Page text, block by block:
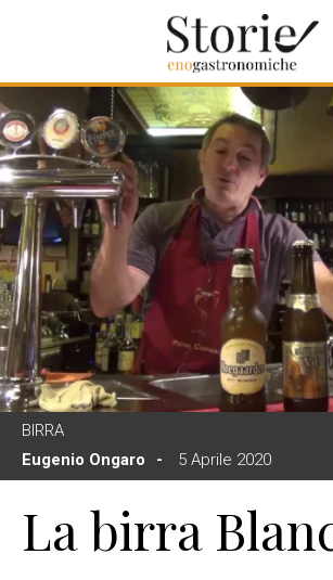
BIRRA
Eugenio Ongaro
5 Aprile 2020
La birra